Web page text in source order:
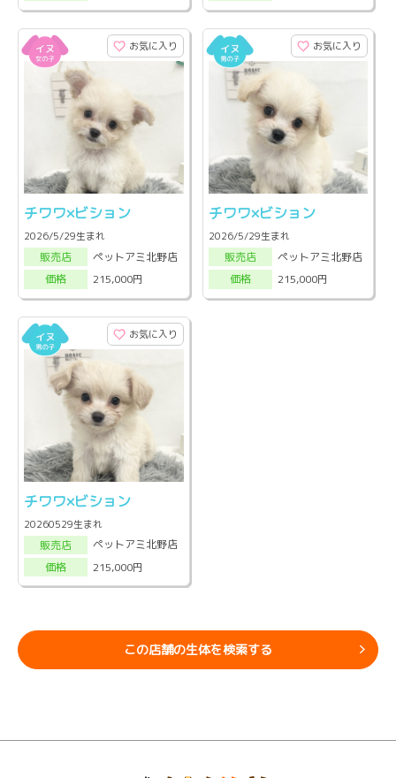
お気に入り
チワワ×ビション
2026/5/29生まれ
販売店
ペットアミ北野店
価格
215,000円
お気に入り
チワワ×ビション
2026/5/29生まれ
販売店
ペットアミ北野店
価格
215,000円
お気に入り
チワワ×ビション
20260529生まれ
販売店
ペットアミ北野店
価格
215,000円
この店舗の生体を検索する